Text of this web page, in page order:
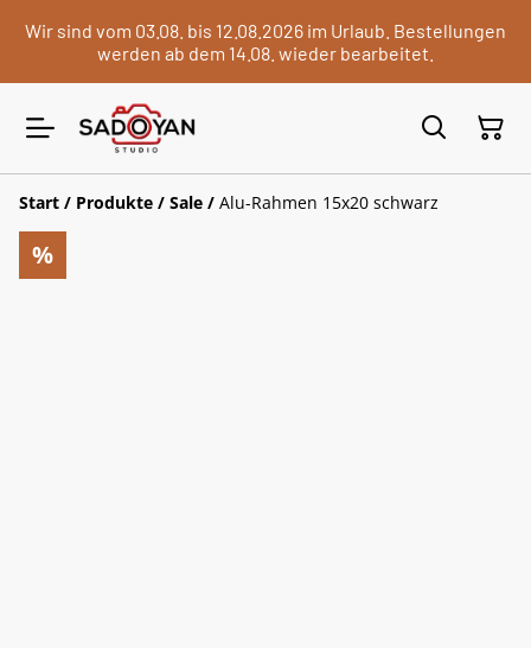
Wir sind vom 03.08. bis 12.08.2026 im Urlaub. Bestellungen
werden ab dem 14.08. wieder bearbeitet.
Start / Produkte / Sale / Alu-Rahmen 15x20 schwarz
%